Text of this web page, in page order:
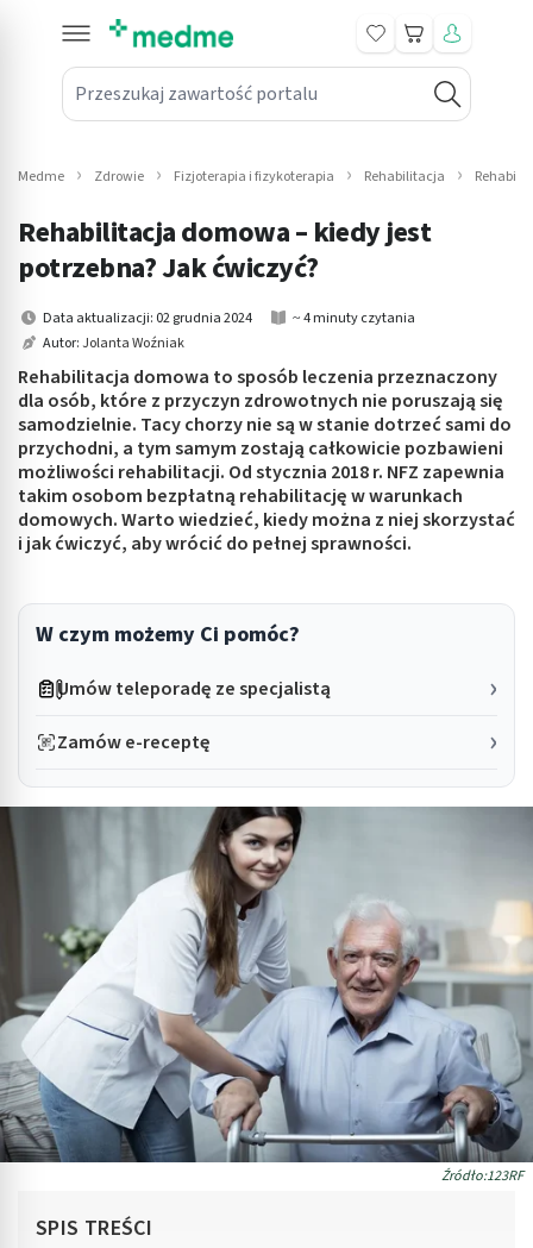
Przeszukaj zawartość portalu
Koszyk
submenu: Leki na receptę
submenu: Mama i dziecko
submenu: Kosmetyki
submenu: Higiena
submenu: Sprzęt medyczny
submenu: Intymne
submenu: Wellness
Medme Zdrowie Fizjoterapia i fizykoterapia Rehabilitacja
Rehabilitacja domowa – kiedy jest
potrzebna? Jak ćwiczyć?
Data aktualizacji: 02 grudnia 2024
~ 4 minuty czytania
Autor:Jolanta Woźniak
Rehabilitacja domowa to sposób leczenia przeznaczony
dla osób, które z przyczyn zdrowotnych nie poruszają się
samodzielnie. Tacy chorzy nie są w stanie dotrzeć sami do
przychodni, a tym samym zostają całkowicie pozbawieni
możliwości rehabilitacji. Od stycznia 2018 r. NFZ zapewnia
takim osobom bezpłatną rehabilitację w warunkach
domowych. Warto wiedzieć, kiedy można z niej skorzystać
i jak ćwiczyć, aby wrócić do pełnej sprawności.
W czym możemy Ci pomóc?
Umów teleporadę ze specjalistą
Zamów e-receptę
Źródło:123RF
SPIS TREŚCI